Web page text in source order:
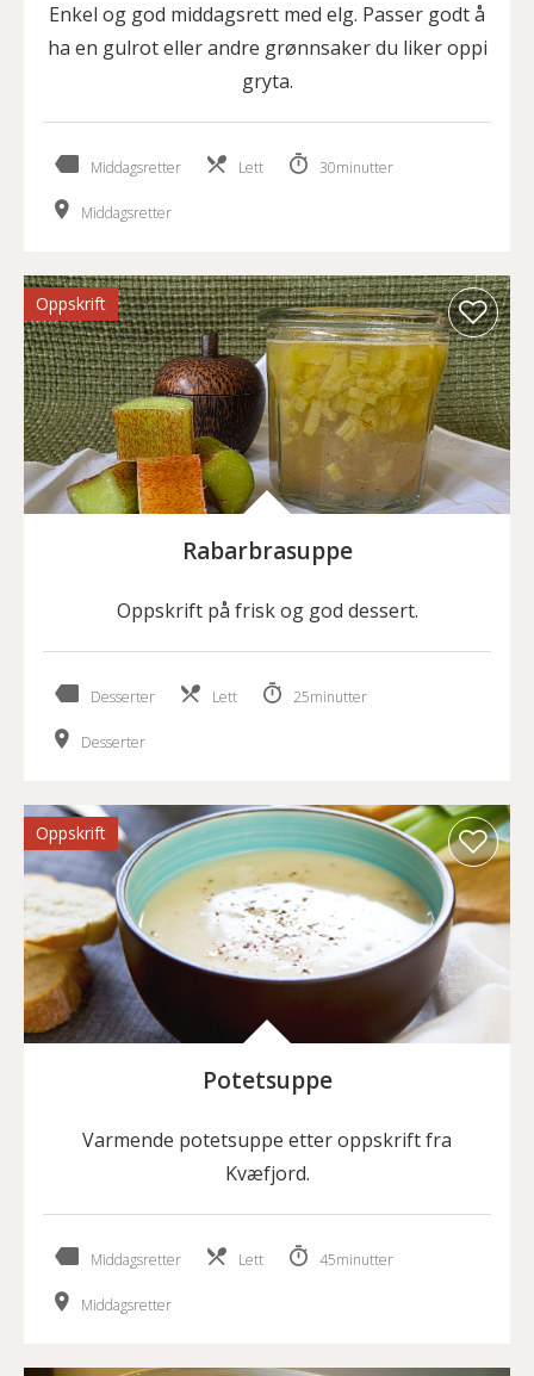
Enkel og god middagsrett med elg. Passer godt å
ha en gulrot eller andre grønnsaker du liker oppi
gryta.
Middagsretter Lett 30minutter
Middagsretter
Oppskrift
Rabarbrasuppe
Oppskrift på frisk og god dessert.
Desserter Lett 25minutter
Desserter
Oppskrift
Potetsuppe
Varmende potetsuppe etter oppskrift fra
Kvæfjord.
Middagsretter Lett 45minutter
Middagsretter